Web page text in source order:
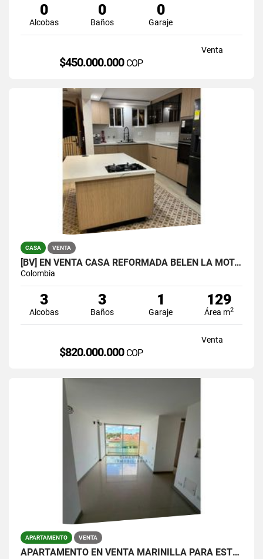
0
Alcobas
0
Baños
0
Garaje
Venta
$450.000.000 COP
CASA VENTA
[BV] EN VENTA CASA REFORMADA BELÉN LA MOTA, MEDELLÍN, ANTIOQUIA
Colombia
3
Alcobas
3
Baños
1
Garaje
129
Área m2
Venta
$820.000.000 COP
APARTAMENTO VENTA
APARTAMENTO EN VENTA MARINILLA PARA ESTRENAR